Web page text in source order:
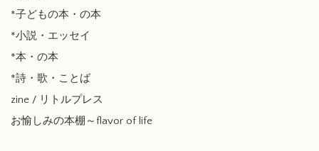
*子どもの本・の本
*小説・エッセイ
*本・の本
*詩・歌・ことば
zine / リトルプレス
お愉しみの本棚～flavor of life